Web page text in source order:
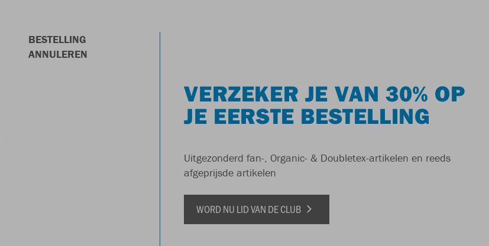
BESTELLING
ANNULEREN
VERZEKER JE VAN 30% OP
JE EERSTE BESTELLING
Uitgezonderd fan-, Organic- & Doubletex-artikelen en reeds
afgeprijsde artikelen
WORD NU LID VAN DE CLUB